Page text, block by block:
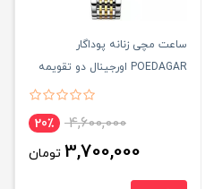
ساعت مچی زنانه پوداگار
POEDAGAR اورجينال دو تقويمه
صفحه مشکی مدل B2 نسخه
4,600,000 20٪
3,700,000 تومان